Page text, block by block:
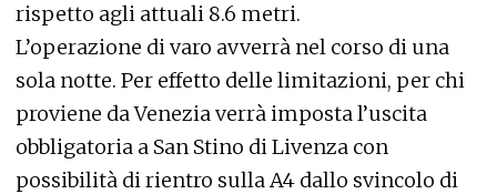
rispetto agli attuali 8.6 metri.
L’operazione di varo avverrà nel corso di una
sola notte. Per effetto delle limitazioni, per chi
proviene da Venezia verrà imposta l’uscita
obbligatoria a San Stino di Livenza con
possibilità di rientro sulla A4 dallo svincolo di